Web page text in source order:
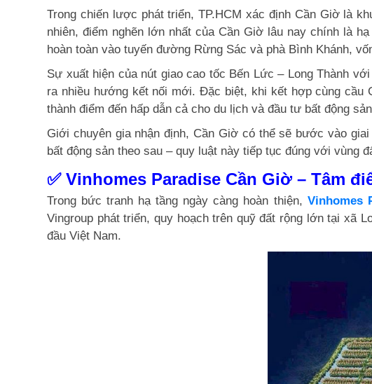
Trong chiến lược phát triển, TP.HCM xác định Cần Giờ là
nhiên, điểm nghẽn lớn nhất của Cần Giờ lâu nay chính là
hoàn toàn vào tuyến đường Rừng Sác và phà Bình Khánh,
Sự xuất hiện của nút giao cao tốc Bến Lức – Long Thành
ra nhiều hướng kết nối mới. Đặc biệt, khi kết hợp cùng cầu
thành điểm đến hấp dẫn cả cho du lịch và đầu tư bất động
Giới chuyên gia nhận định, Cần Giờ có thể sẽ bước vào
bất động sản theo sau – quy luật này tiếp tục đúng với vùng
✅ Vinhomes Paradise Cần Giờ – Tâm
Trong bức tranh hạ tầng ngày càng hoàn thiện, Vinhomes
Vingroup phát triển, quy hoạch trên quỹ đất rộng lớn tại xã
đầu Việt Nam.